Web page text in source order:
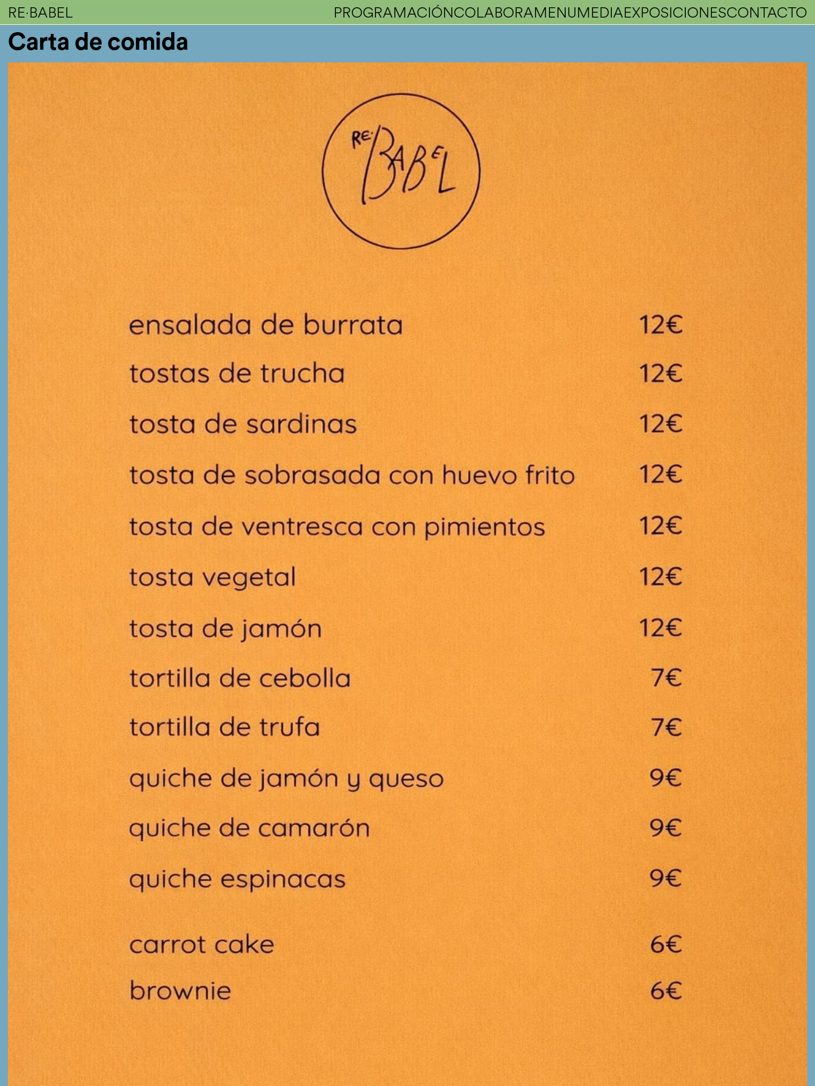
RE·BABEL PROGRAMACIÓNCOLABORAMENUMEDIAEXPOSICIONESCONTACTO
Carta de comida